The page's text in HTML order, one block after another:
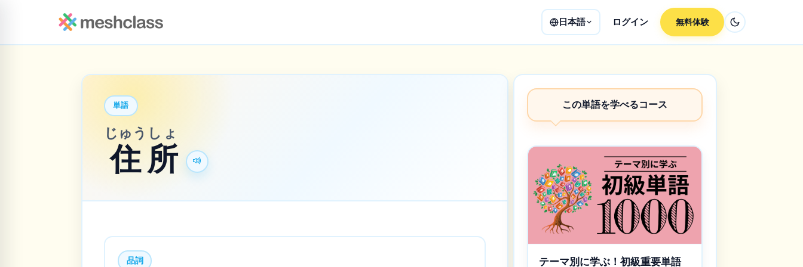
日本語 ログイン 無料体験
単語
住
じゅう
所
しょ
品詞
この単語を学べるコース
テーマ別に学ぶ！初級重要単語